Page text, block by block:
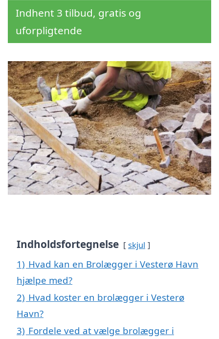
Indhent 3 tilbud, gratis og
uforpligtende
Indholdsfortegnelse skjul
1) Hvad kan en Brolægger i Vesterø Havn
hjælpe med?
2) Hvad koster en brolægger i Vesterø
Havn?
3) Fordele ved at vælge brolægger i